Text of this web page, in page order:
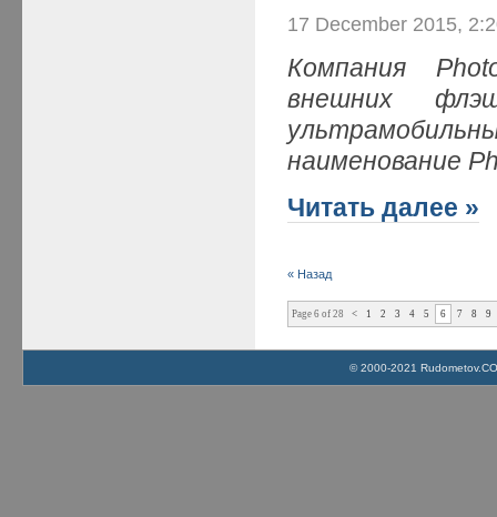
17 December 2015,
Компания
внешних
наименование
Читать далее »
« Назад
Page 6 of 28 < 1 2 3 4 5 6 7 8 9
© 2000-2021